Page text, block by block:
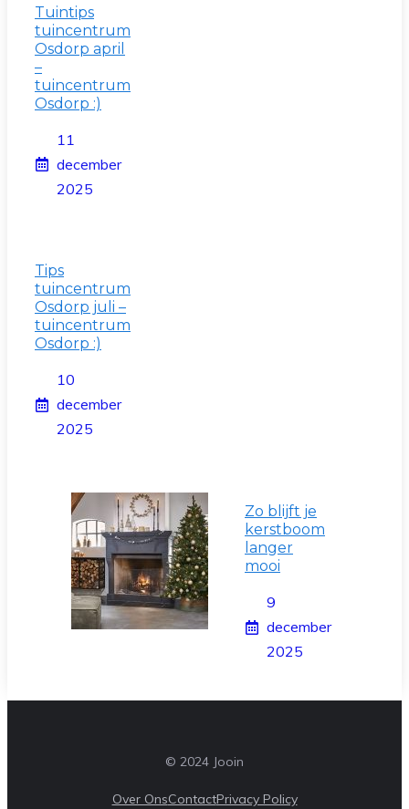
Tuintips
tuincentrum
Osdorp april
–
tuincentrum
Osdorp :)
11
december
2025
Tips
tuincentrum
Osdorp juli –
tuincentrum
Osdorp :)
10
december
2025
Zo blijft je
kerstboom
langer
mooi
9
december
2025
© 2024 Jooin
Over OnsContactPrivacy Policy